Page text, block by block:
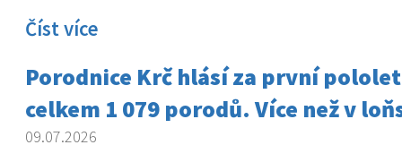
Číst více
Porodnice Krč hlásí za první
celkem 1 079 porodů. Více než v
09.07.2026